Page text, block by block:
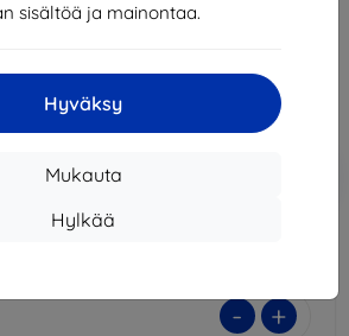
sisältöä ja mainontaa.
Hyväksy
Mukauta
Hylkää
- +